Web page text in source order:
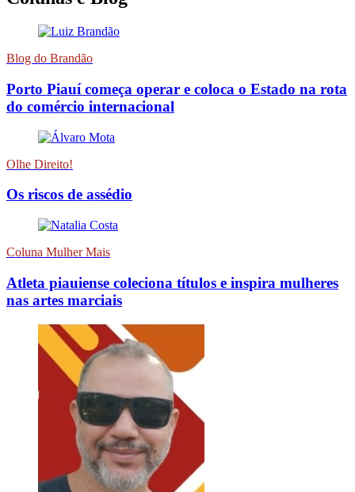
Blog do Brandão
Porto Piauí começa operar e coloca o Estado na rota
do comércio internacional
Olhe Direito!
Os riscos de assédio
Coluna Mulher Mais
Atleta piauiense coleciona títulos e inspira mulheres
nas artes marciais